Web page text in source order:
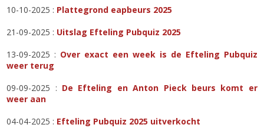
10-10-2025 : Plattegrond eapbeurs 2025
21-09-2025 : Uitslag Efteling Pubquiz 2025
13-09-2025 : Over exact een week is de Efteling Pubquiz
weer terug
09-09-2025 : De Efteling en Anton Pieck beurs komt er
weer aan
04-04-2025 : Efteling Pubquiz 2025 uitverkocht